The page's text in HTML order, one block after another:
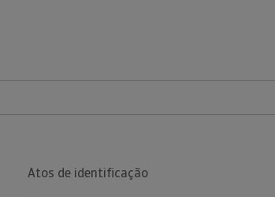
Atos de identificação